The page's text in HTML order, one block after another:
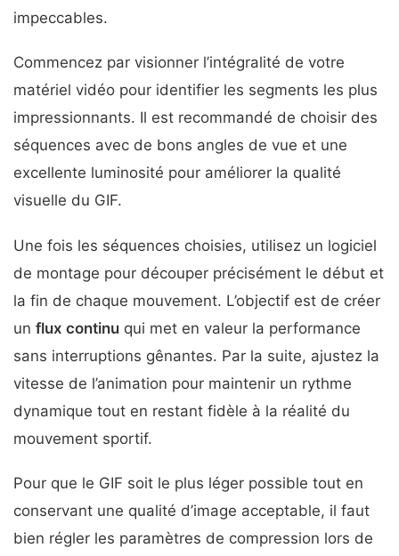
impeccables.
Commencez par visionner l’intégralité de votre
matériel vidéo pour identifier les segments les plus
impressionnants. Il est recommandé de choisir des
séquences avec de bons angles de vue et une
excellente luminosité pour améliorer la qualité
visuelle du GIF.
Une fois les séquences choisies, utilisez un logiciel
de montage pour découper précisément le début et
la fin de chaque mouvement. L’objectif est de créer
un flux continu qui met en valeur la performance
sans interruptions gênantes. Par la suite, ajustez la
vitesse de l’animation pour maintenir un rythme
dynamique tout en restant fidèle à la réalité du
mouvement sportif.
Pour que le GIF soit le plus léger possible tout en
conservant une qualité d’image acceptable, il faut
bien régler les paramètres de compression lors de